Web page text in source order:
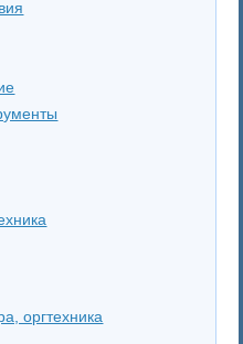
оргтехника